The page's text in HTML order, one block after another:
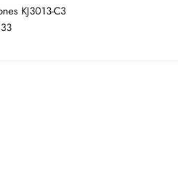
KJ3013-C3